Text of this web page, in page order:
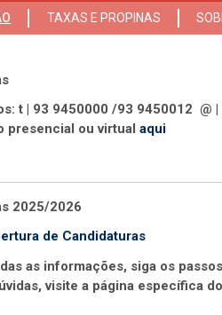
TAXAS E PROPINAS
t | 93 9450000 /93 9450012 @ |
presencial ou virtual aqui
2025/2026
de Candidaturas
as informações, siga os
visite a página específica do